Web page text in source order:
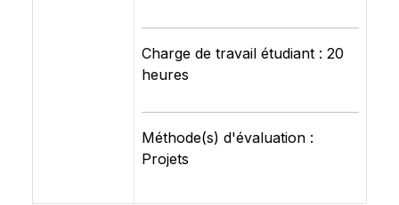
Charge de travail étudiant : 20
heures
Méthode(s) d'évaluation :
Projets